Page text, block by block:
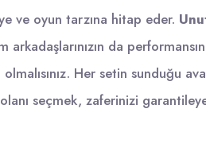
ve oyun tarzına hitap eder.
da
Her setin sunduğu
seçmek, zaferinizi